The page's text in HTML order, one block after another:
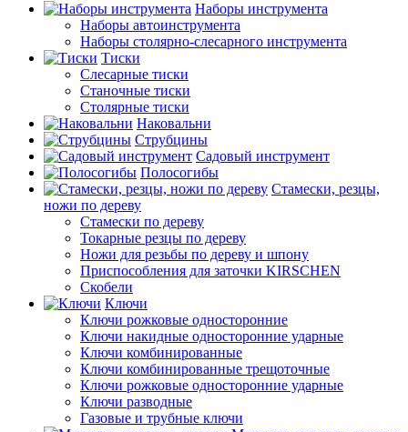
Наборы инструмента
Наборы автоинструмента
Наборы столярно-слесарного инструмента
Тиски
Слесарные тиски
Станочные тиски
Столярные тиски
Наковальни
Струбцины
Садовый инструмент
Полосогибы
Стамески, резцы,
ножи по дереву
Стамески по дереву
Токарные резцы по дереву
Ножи для резьбы по дереву и шпону
Приспособления для заточки KIRSCHEN
Скобели
Ключи
Ключи рожковые односторонние
Ключи накидные односторонние ударные
Ключи комбинированные
Ключи комбинированные трещоточные
Ключи рожковые односторонние ударные
Ключи разводные
Газовые и трубные ключи